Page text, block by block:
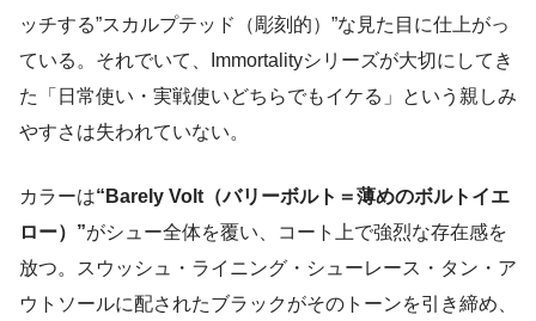
ッチする”スカルプテッド（彫刻的）”な見た目に仕上がっ
ている。それでいて、Immortalityシリーズが大切にしてき
た「日常使い・実戦使いどちらでもイケる」という親しみ
やすさは失われていない。
カラーは“Barely Volt（バリーボルト＝薄めのボルトイエ
ロー）”がシュー全体を覆い、コート上で強烈な存在感を
放つ。スウッシュ・ライニング・シューレース・タン・ア
ウトソールに配されたブラックがそのトーンを引き締め、